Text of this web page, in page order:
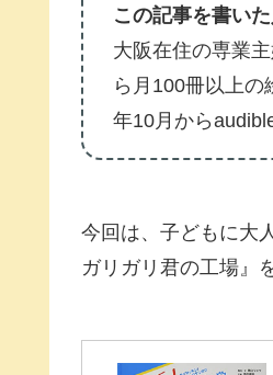
この記事を書いた
大阪在住の専業
ら月100冊以上
年10月から
今回は、子どもに大
ガリガリ君の工場』